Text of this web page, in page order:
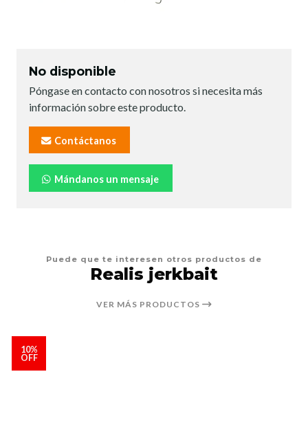
No disponible
Póngase en contacto con nosotros si necesita más
información sobre este producto.
Contáctanos
Mándanos un mensaje
Puede que te interesen otros productos de
Realis jerkbait
VER MÁS PRODUCTOS
10%
OFF